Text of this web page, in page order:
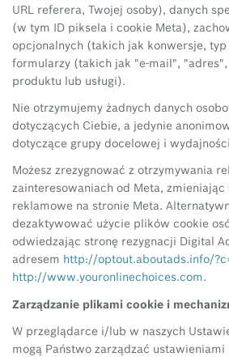
URL referera, Twojej osoby), danych
(w tym ID piksela i cookie Meta),
opcjonalnych (takich jak konwersje,
formularzy (takich jak "e-mail",
produktu lub usługi).
Nie otrzymujemy żadnych danych
dotyczących Ciebie, a jedynie
dotyczące grupy docelowej i
Możesz zrezygnować z otrzymywania
zainteresowaniach od Meta,
reklamowe na stronie Meta.
dezaktywować użycie plików cookie
odwiedzając stronę rezygnacji Digital
adresem http://optout.aboutads.info/
http://www.youronlinechoices.com.
Zarządzanie plikami cookie i
W przeglądarce i/lub w naszych
mogą Państwo zarządzać